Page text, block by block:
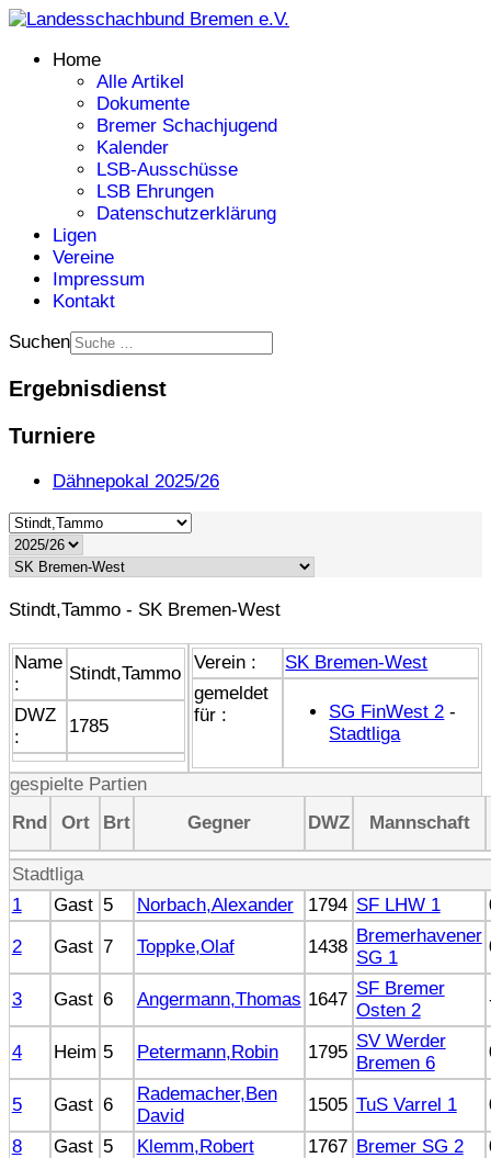
Home
Alle Artikel
Dokumente
Bremer Schachjugend
Kalender
LSB-Ausschüsse
LSB Ehrungen
Datenschutzerklärung
Ligen
Vereine
Impressum
Kontakt
Suchen
Ergebnisdienst
Turniere
Dähnepokal 2025/26
Stindt,Tammo - SK Bremen-West
Name
:
Stindt,Tammo
DWZ
:
1785
Verein :
SK Bremen-West
gemeldet
für :
SG FinWest 2 -
Stadtliga
gespielte Partien
Rnd
Ort Brt Gegner DWZ Mannschaft
Stadtliga
1
Gast 5 Norbach,Alexander 1794 SF LHW 1
2
Gast 7 Toppke,Olaf 1438
Bremerhavener
SG 1
3 Gast 6 Angermann,Thomas 1647
SF Bremer
Osten 2
4 Heim 5 Petermann,Robin 1795
SV Werder
Bremen 6
5 Gast 6
Rademacher,Ben
David
1505 TuS Varrel 1
8
Gast 5 Klemm,Robert 1767 Bremer SG 2